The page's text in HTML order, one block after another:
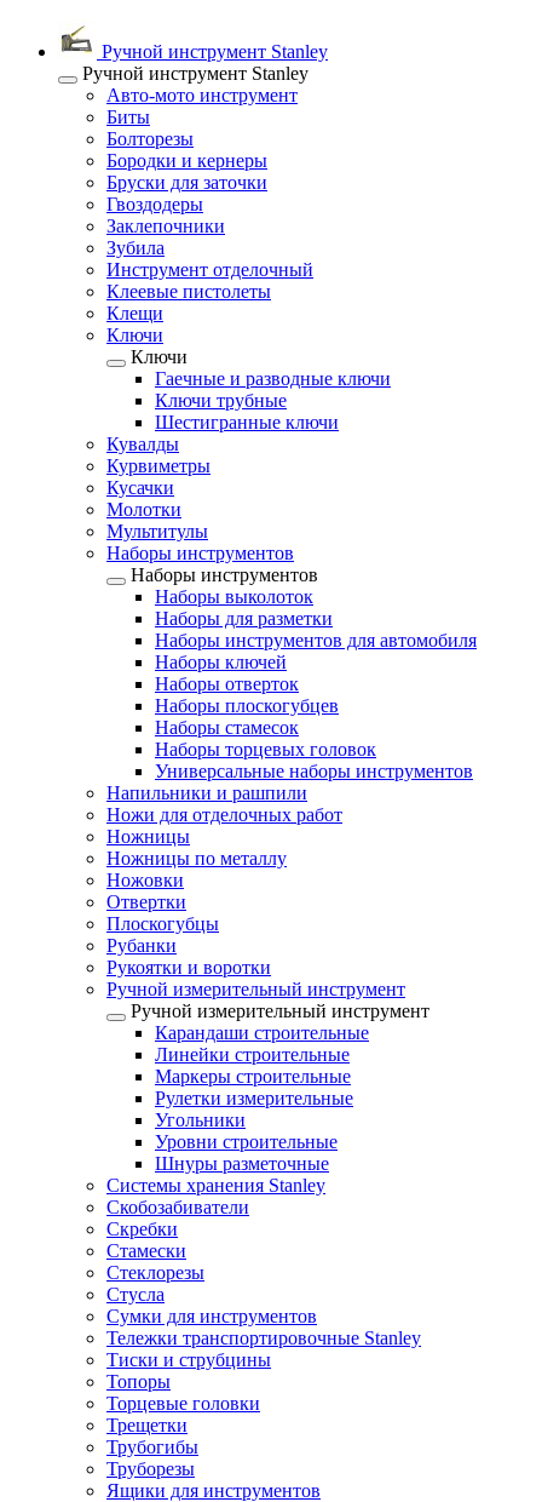
Ручной инструмент Stanley
Ручной инструмент Stanley
Авто-мото инструмент
Биты
Болторезы
Бородки и кернеры
Бруски для заточки
Гвоздодеры
Заклепочники
Зубила
Инструмент отделочный
Клеевые пистолеты
Клещи
Ключи
Ключи
Гаечные и разводные ключи
Ключи трубные
Шестигранные ключи
Кувалды
Курвиметры
Кусачки
Молотки
Мультитулы
Наборы инструментов
Наборы инструментов
Наборы выколоток
Наборы для разметки
Наборы инструментов для автомобиля
Наборы ключей
Наборы отверток
Наборы плоскогубцев
Наборы стамесок
Наборы торцевых головок
Универсальные наборы инструментов
Напильники и рашпили
Ножи для отделочных работ
Ножницы
Ножницы по металлу
Ножовки
Отвертки
Плоскогубцы
Рубанки
Рукоятки и воротки
Ручной измерительный инструмент
Ручной измерительный инструмент
Карандаши строительные
Линейки строительные
Маркеры строительные
Рулетки измерительные
Угольники
Уровни строительные
Шнуры разметочные
Системы хранения Stanley
Скобозабиватели
Скребки
Стамески
Стеклорезы
Стусла
Сумки для инструментов
Тележки транспортировочные Stanley
Тиски и струбцины
Топоры
Торцевые головки
Трещетки
Трубогибы
Труборезы
Ящики для инструментов